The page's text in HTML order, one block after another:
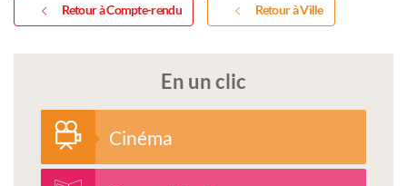
Retour à Compte-rendu Retour à Ville
En un clic
Cinéma